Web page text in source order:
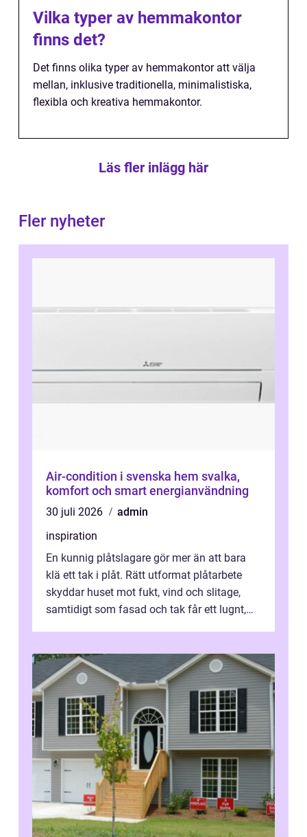
Vilka typer av hemmakontor
finns det?
Det finns olika typer av hemmakontor att välja
mellan, inklusive traditionella, minimalistiska,
flexibla och kreativa hemmakontor.
Läs fler inlägg här
Fler nyheter
Air-condition i svenska hem svalka,
komfort och smart energianvändning
30 juli 2026
admin
inspiration
En kunnig plåtslagare gör mer än att bara
klä ett tak i plåt. Rätt utformat plåtarbete
skyddar huset mot fukt, vind och slitage,
samtidigt som fasad och tak får ett lugnt,